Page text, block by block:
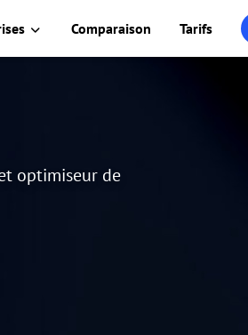
Comparaison Tarifs
optimiseur de